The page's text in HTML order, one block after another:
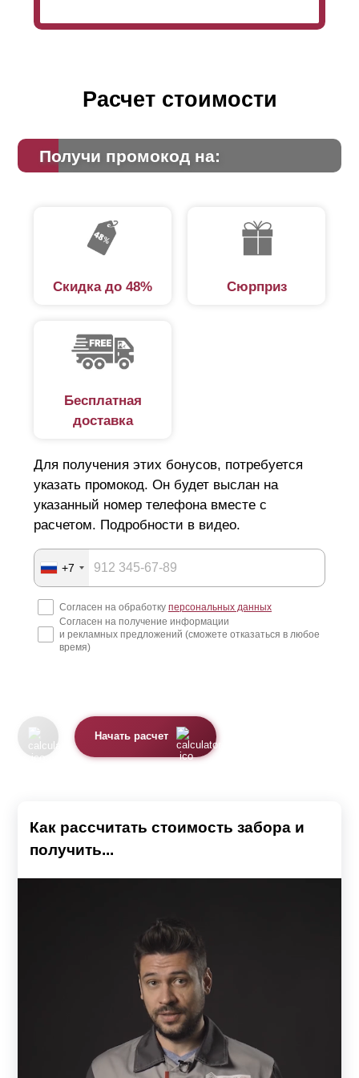
расхода материалов (в частности, стали) при его
Расчет стоимости
Получи промокод на:
Скидка до 48% Сюрприз
Бесплатная
доставка
Для получения этих бонусов, потребуется
указать промокод. Он будет выслан на
указанный номер телефона вместе с
расчетом. Подробности в видео.
+7
Согласен на обработку персональных данных
Согласен на получение информации
и рекламных предложений (сможете отказаться в любое
время)
Начать расчет
Как рассчитать стоимость забора и
получить...